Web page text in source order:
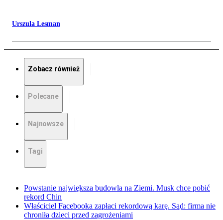
Urszula Lesman
Zobacz również
Polecane
Najnowsze
Tagi
Powstanie największa budowla na Ziemi. Musk chce pobić
rekord Chin
Właściciel Facebooka zapłaci rekordową karę. Sąd: firma nie
chroniła dzieci przed zagrożeniami